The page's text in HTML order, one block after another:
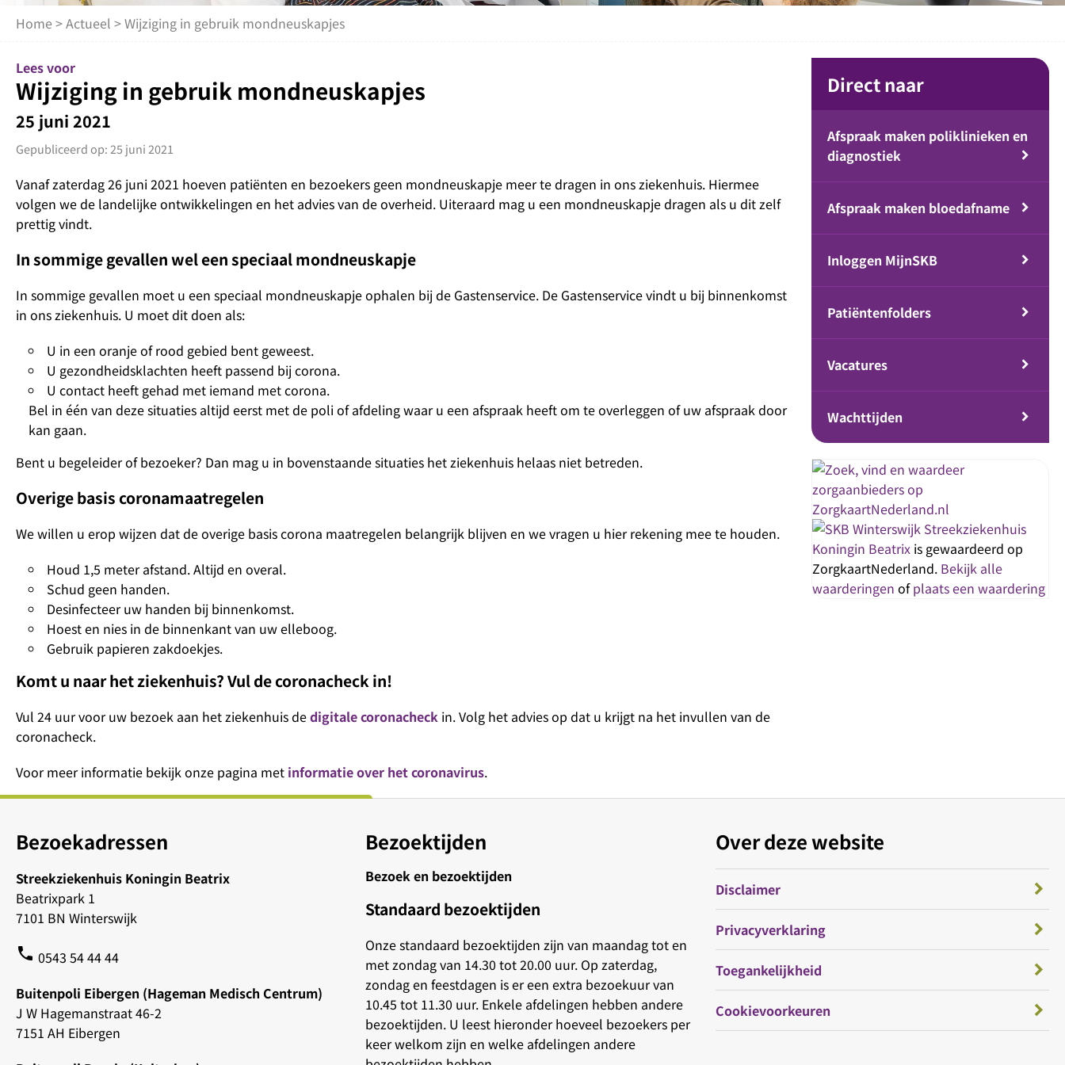
Home >Actueel > Wijziging in gebruik mondneuskapjes
Lees voor
Wijziging in gebruik mondneuskapjes
25 juni 2021
Gepubliceerd op: 25 juni 2021
Vanaf zaterdag 26 juni 2021 hoeven patiënten en bezoekers geen mondneuskapje meer te dragen in ons ziekenhuis. Hiermee
volgen we de landelijke ontwikkelingen en het advies van de overheid. Uiteraard mag u een mondneuskapje dragen als u dit zelf
prettig vindt.
In sommige gevallen wel een speciaal mondneuskapje
In sommige gevallen moet u een speciaal mondneuskapje ophalen bij de Gastenservice. De Gastenservice vindt u bij binnenkomst
in ons ziekenhuis. U moet dit doen als:
U in een oranje of rood gebied bent geweest.
U gezondheidsklachten heeft passend bij corona.
U contact heeft gehad met iemand met corona.
Bel in één van deze situaties altijd eerst met de poli of afdeling waar u een afspraak heeft om te overleggen of uw afspraak door
kan gaan.
Bent u begeleider of bezoeker? Dan mag u in bovenstaande situaties het ziekenhuis helaas niet betreden.
Overige basis coronamaatregelen
We willen u erop wijzen dat de overige basis corona maatregelen belangrijk blijven en we vragen u hier rekening mee te houden.
Houd 1,5 meter afstand. Altijd en overal.
Schud geen handen.
Desinfecteer uw handen bij binnenkomst.
Hoest en nies in de binnenkant van uw elleboog.
Gebruik papieren zakdoekjes.
Komt u naar het ziekenhuis? Vul de coronacheck in!
Vul 24 uur voor uw bezoek aan het ziekenhuis dedigitale coronacheck in. Volg het advies op dat u krijgt na het invullen van de
coronacheck.
Voor meer informatie bekijk onze pagina met informatie over het coronavirus.
Direct naar
Afspraak maken poliklinieken en
diagnostiek
Afspraak maken bloedafname
Inloggen MijnSKB
Patiëntenfolders
Vacatures
Wachttijden
Streekziekenhuis
Koningin Beatrix is gewaardeerd op
ZorgkaartNederland. Bekijk alle
waarderingen ofplaats een waardering
Bezoekadressen
Streekziekenhuis Koningin Beatrix
Beatrixpark 1
7101 BN Winterswijk
phone 0543 54 44 44
Buitenpoli Eibergen (Hageman Medisch Centrum)
J W Hagemanstraat 46-2
7151 AH Eibergen
Bezoektijden
Bezoek en bezoektijden
Standaard bezoektijden
Onze standaard bezoektijden zijn van maandag tot en
met zondag van 14.30 tot 20.00 uur. Op zaterdag,
zondag en feestdagen is er een extra bezoekuur van
10.45 tot 11.30 uur. Enkele afdelingen hebben andere
bezoektijden. U leest hieronder hoeveel bezoekers per
keer welkom zijn en welke afdelingen andere
Over deze website
Disclaimer
Privacyverklaring
Toegankelijkheid
Cookievoorkeuren